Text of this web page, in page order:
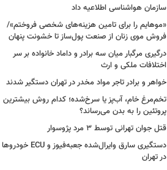
سازمان هواشناسی اطلاعیه داد
«موهایم را برای تامین هزینه‌های شخصی فروختم»/
فروش موی زنان از صنعت پول‌ساز تا خشونت پنهان
درگیری مرگبار میان سه برادر و داماد خانواده بر سر
اختلافات ملکی و ارث
خواهر و برادر تاجر مواد مخدر در تهران دستگیر شدند
تخم‌مرغ خام، آب‌پز یا سرخ‌شده؛ کدام روش بیشترین
پروتئین را به بدن می‌رساند؟
قتل جوان تهرانی توسط ۳ مرد پژوسوار
دستگیری سارق وایرال‌شده جعبه‌فیوز و ECU خودروها
در تهران